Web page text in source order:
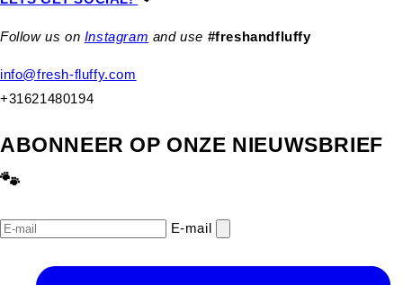
Follow us on Instagram and use #freshandfluffy
info@fresh-fluffy.com
+31621480194
ABONNEER OP ONZE NIEUWSBRIEF
🐾
E‑mail